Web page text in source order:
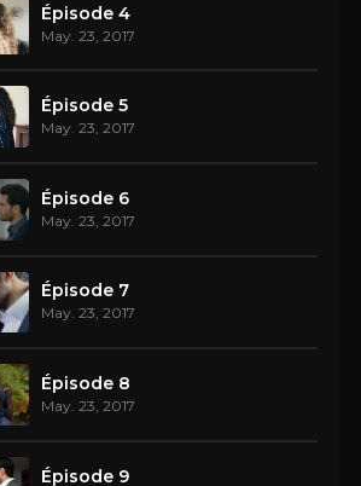
Épisode 4
May. 23, 2017
Épisode 5
May. 23, 2017
Épisode 6
May. 23, 2017
Épisode 7
May. 23, 2017
Épisode 8
May. 23, 2017
Épisode 9